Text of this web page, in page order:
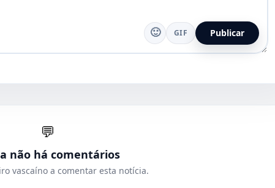
🙂 GIF Publicar
💬
não há comentários
vascaíno a comentar esta notícia.